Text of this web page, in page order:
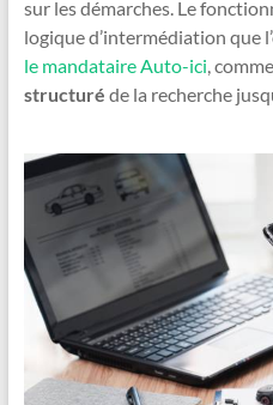
sur les démarches. Le
logique d’intermédiation que
le mandataire Auto-ici,
structuré de la recherche